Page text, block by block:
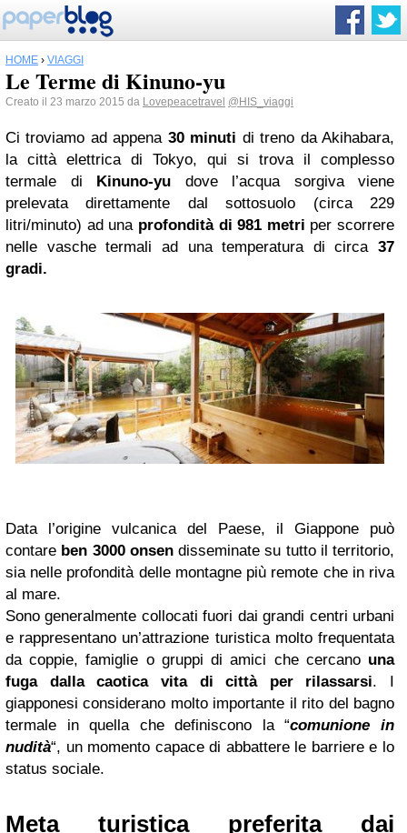
HOME › VIAGGI
Le Terme di Kinuno-yu
Creato il 23 marzo 2015 da Lovepeacetravel @HIS_viaggi
Ci troviamo ad appena30 minuti di treno da Akihabara,
la città elettrica di Tokyo, qui si trova il complesso
termale di Kinuno-yu dove l’acqua sorgiva viene
prelevata direttamente dal sottosuolo (circa 229
litri/minuto) ad unaprofondità di 981 metri per scorrere
nelle vasche termali ad una temperatura di circa 37
gradi.
Data l’origine vulcanica del Paese, il Giappone può
contare ben 3000 onsendisseminate su tutto il territorio,
sia nelle profondità delle montagne più remote che in riva
al mare.
Sono generalmente collocati fuori dai grandi centri urbani
e rappresentano un’attrazione turistica molto frequentata
da coppie, famiglie o gruppi di amici che cercano una
fuga dalla caotica vita di città per rilassarsi. I
giapponesi considerano molto importante il rito del bagno
termale in quella che definiscono la “comunione in
nudità“, un momento capace di abbattere le barriere e lo
status sociale.
Meta turistica preferita dai